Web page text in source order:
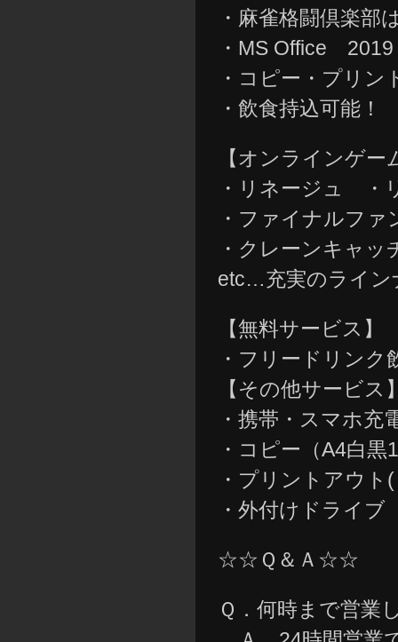
・麻雀格闘倶楽部
・MS Office 2019
・コピー・プリ
・飲食持込可能！
【オンラインゲー
・リネージュ ・
・ファイナルフ
・クレーンキャッ
etc…充実のライン
【無料サービス】
・フリードリン
【その他サービス
・携帯・スマホ充
・コピー（A4白
・プリントアウ
・外付けドライブ
☆☆Ｑ＆Ａ☆☆
Ｑ．何時まで営業